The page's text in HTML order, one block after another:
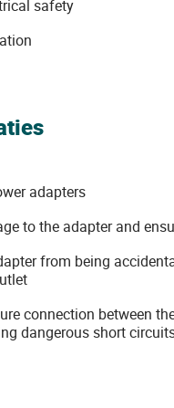
safety
adapters
to the adapter and
from being
connection between
dangerous short